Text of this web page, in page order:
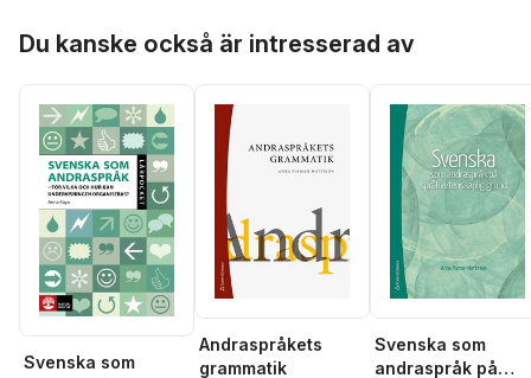
Du kanske också är intresserad av
Svenska som
Andraspråkets
grammatik
Svenska som
andraspråk på